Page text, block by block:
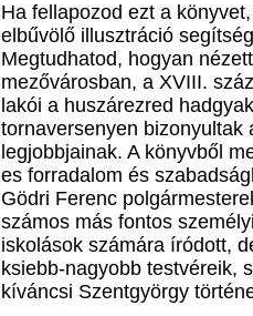
Ha fellapozod ezt a
elbűvölő illusztráció
Megtudhatod, hogyan
mezővárosban, a XVIII.
lakói a huszárezred
tornaversenyen bizonyultak
legjobbjainak. A könyvből
es forradalom és
Gödri Ferenc
számos más fontos
iskolások számára íródott,
ksiebb-nagyobb testvéreik,
kíváncsi Szentgyörgy